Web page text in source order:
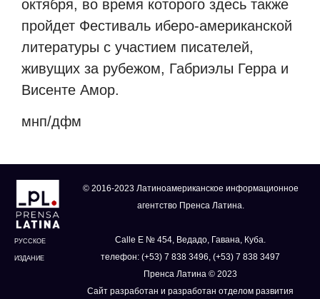
октября, во время которого здесь также
пройдет Фестиваль иберо-американской
литературы с участием писателей,
живущих за рубежом, Габриэлы Герра и
Висенте Амор.
мнп/дфм
РУССКОЕ
ИЗДАНИЕ
© 2016-2023 Латиноамериканское информационное
агентство Пренса Латина.
Calle E № 454, Ведадо, Гавана, Куба.
телефон: (+53) 7 838 3496, (+53) 7 838 3497
Пренса Латина © 2023
Сайт разработан и разработан отделом развития